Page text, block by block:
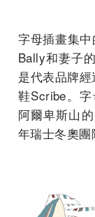
字母插畫集
Bally和妻子
是代表品牌
鞋Scribe。
阿爾卑斯山
年瑞士冬奧團